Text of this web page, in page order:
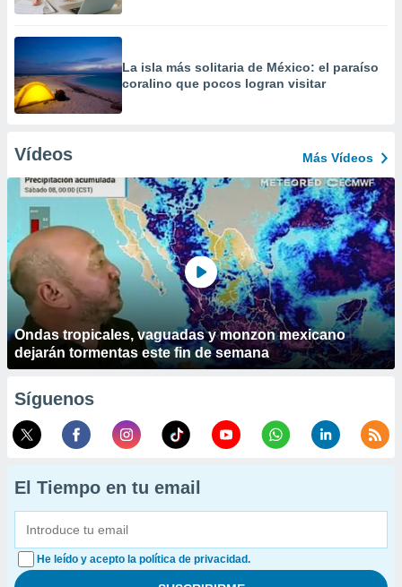
La isla más solitaria de México: el paraíso
coralino que pocos logran visitar
Vídeos Más Vídeos
Ondas tropicales, vaguadas y monzon mexicano
dejarán tormentas este fin de semana
Síguenos
El Tiempo en tu email
He leído y acepto la política de privacidad.